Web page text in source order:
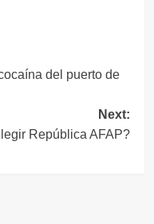
del puerto de
Next:
República AFAP?